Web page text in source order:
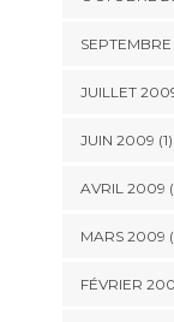
JUILLET
JUIN 2009 (1)
AVRIL 2009
MARS 2009
FÉVRIER